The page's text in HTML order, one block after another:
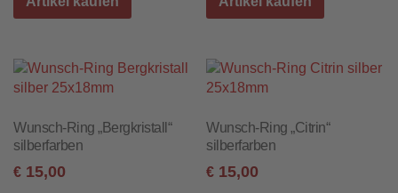
Wunsch-Ring „Bergkristall“
silberfarben
€ 15,00
Wunsch-Ring „Citrin“
silberfarben
€ 15,00